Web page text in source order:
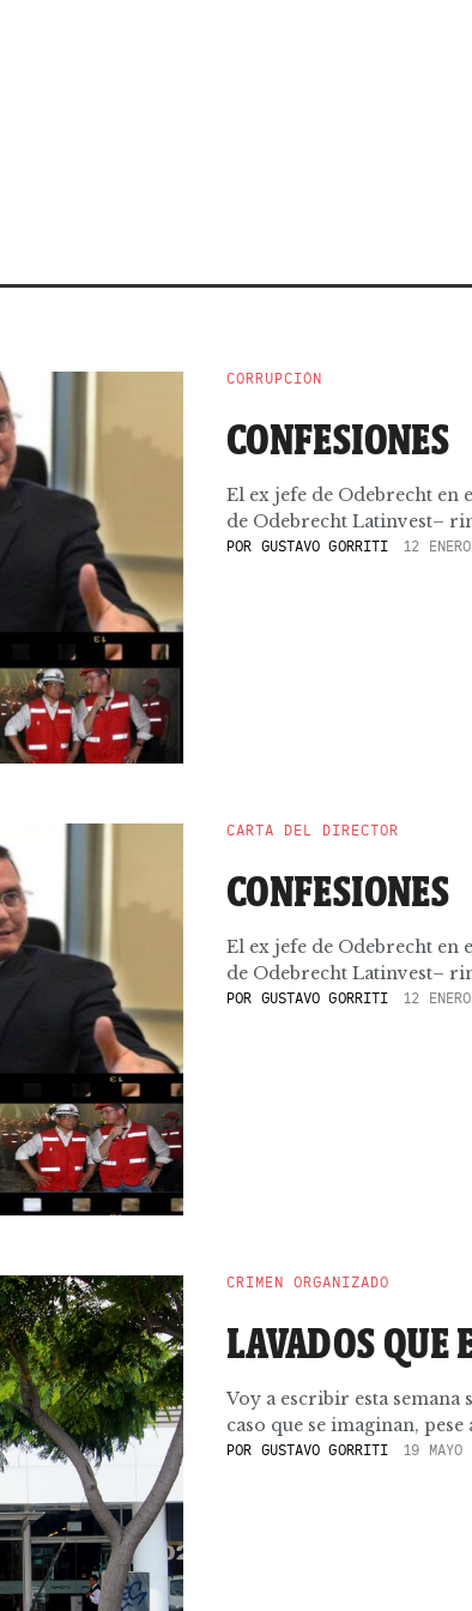
CORRUPCIÓN
CONFESIONES
El ex jefe de Odebrecht en
de Odebrecht Latinvest–
POR GUSTAVO GORRITI 12
CARTA DEL DIRECTOR
CONFESIONES
El ex jefe de Odebrecht en
de Odebrecht Latinvest–
POR GUSTAVO GORRITI 12
CRIMEN ORGANIZADO
LAVADOS QUE
Voy a escribir esta
caso que se imaginan, pese
POR GUSTAVO GORRITI 19 MAYO